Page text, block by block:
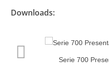
Downloads:
Serie 700